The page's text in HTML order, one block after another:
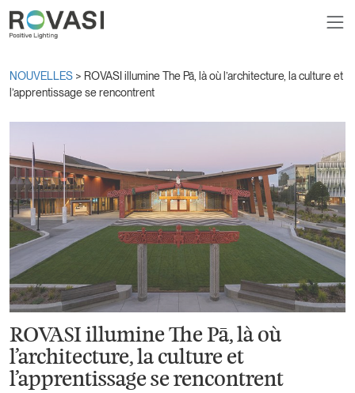
NOUVELLES > ROVASI illumine The Pā, là où l’architecture, la culture et
l’apprentissage se rencontrent
ROVASI illumine The Pā, là où
l’architecture, la culture et
l’apprentissage se rencontrent